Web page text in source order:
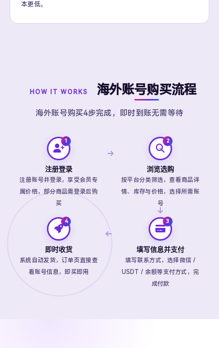
本更低。
HOW IT WORKS 海外账号购买流程
海外账号购买4步完成，即时到账无需等待
注册登录
注册账号并登录，享受会员专
属价格，部分商品需登录后购
买
浏览选购
按平台分类筛选，查看商品详
情、库存与价格，选择所需账
号
填写信息并支付
填写联系方式，选择微信 /
USDT / 余额等支付方式，完
成付款
即时收货
系统自动发货，订单页直接查
看账号信息，即买即用